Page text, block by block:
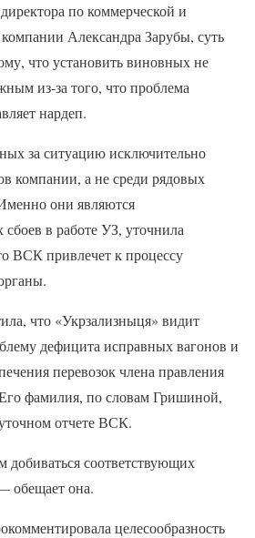
по коммерческой и
компании Александра Зарубы, суть
что установить виновных не
из-за того, что проблема
нардеп.
за ситуацию исключительно
компании, а не среди рядовых
они являются
в работе УЗ, уточнила
ВСК привлечет к процессу
что «Укрзализныця» видит
дефицита исправных вагонов и
перевозок члена правления
фамилия, по словам Гришиной,
отчете ВСК.
добиваться соответствующих
обещает она.
целесообразность